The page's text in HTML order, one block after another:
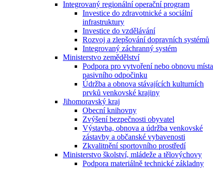
Integrovaný regionální operační program
Investice do zdravotnické a sociální
infrastruktury
Investice do vzdělávání
Rozvoj a zlepšování dopravních systémů
Integrovaný záchranný systém
Ministerstvo zemědělství
Podpora pro vytvoření nebo obnovu místa
pasivního odpočinku
Údržba a obnova stávajících kulturních
prvků venkovské krajiny
Jihomoravský kraj
Obecní knihovny
Zvýšení bezpečnosti obyvatel
Výstavba, obnova a údržba venkovské
zástavby a občanské vybavenosti
Zkvalitnění sportovního prostředí
Ministerstvo školství, mládeže a tělovýchovy
Podpora materiálně technické základny